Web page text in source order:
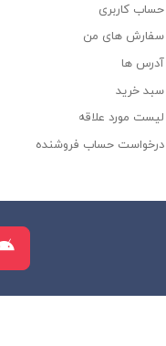
حساب کاربری
سفارش های من‎
آدرس ها
سبد خرید
لیست مورد علاقه
درخواست حساب فروشنده